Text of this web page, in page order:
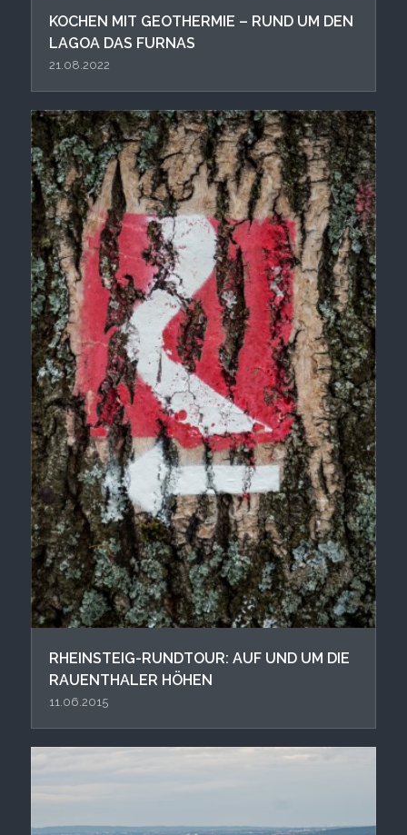
KOCHEN MIT GEOTHERMIE – RUND UM DEN
LAGOA DAS FURNAS
21.08.2022
RHEINSTEIG-RUNDTOUR: AUF UND UM DIE
RAUENTHALER HÖHEN
11.06.2015